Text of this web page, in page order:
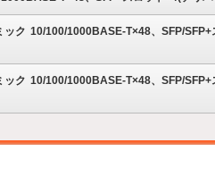
ック 10/100/1000BASE-T×48、SFP/
ック 10/100/1000BASE-T×48、SFP/